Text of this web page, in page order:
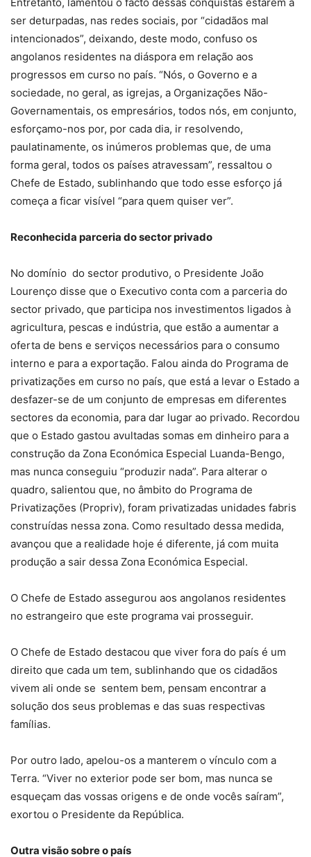
ser deturpadas, nas redes sociais, por “cidadãos mal
intencionados”, deixando, deste modo, confuso os
angolanos residentes na diáspora em relação aos
progressos em curso no país. “Nós, o Governo e a
sociedade, no geral, as igrejas, a Organizações Não-
Governamentais, os empresários, todos nós, em conjunto,
esforçamo-nos por, por cada dia, ir resolvendo,
paulatinamente, os inúmeros problemas que, de uma
forma geral, todos os países atravessam”, ressaltou o
Chefe de Estado, sublinhando que todo esse esforço já
começa a ficar visível “para quem quiser ver”.
Reconhecida parceria do sector privado
No domínio do sector produtivo, o Presidente João
Lourenço disse que o Executivo conta com a parceria do
sector privado, que participa nos investimentos ligados à
agricultura, pescas e indústria, que estão a aumentar a
oferta de bens e serviços necessários para o consumo
interno e para a exportação. Falou ainda do Programa de
privatizações em curso no país, que está a levar o Estado a
desfazer-se de um conjunto de empresas em diferentes
sectores da economia, para dar lugar ao privado. Recordou
que o Estado gastou avultadas somas em dinheiro para a
construção da Zona Económica Especial Luanda-Bengo,
mas nunca conseguiu “produzir nada”. Para alterar o
quadro, salientou que, no âmbito do Programa de
Privatizações (Propriv), foram privatizadas unidades fabris
construídas nessa zona. Como resultado dessa medida,
avançou que a realidade hoje é diferente, já com muita
produção a sair dessa Zona Económica Especial.
O Chefe de Estado assegurou aos angolanos residentes
no estrangeiro que este programa vai prosseguir.
O Chefe de Estado destacou que viver fora do país é um
direito que cada um tem, sublinhando que os cidadãos
vivem ali onde se sentem bem, pensam encontrar a
solução dos seus problemas e das suas respectivas
famílias.
Por outro lado, apelou-os a manterem o vínculo com a
Terra. “Viver no exterior pode ser bom, mas nunca se
esqueçam das vossas origens e de onde vocês saíram”,
exortou o Presidente da República.
Outra visão sobre o país